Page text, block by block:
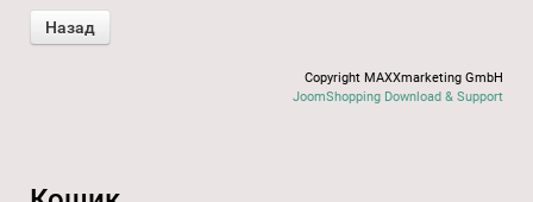
Copyright MAXXmarketing GmbH
JoomShopping Download & Support